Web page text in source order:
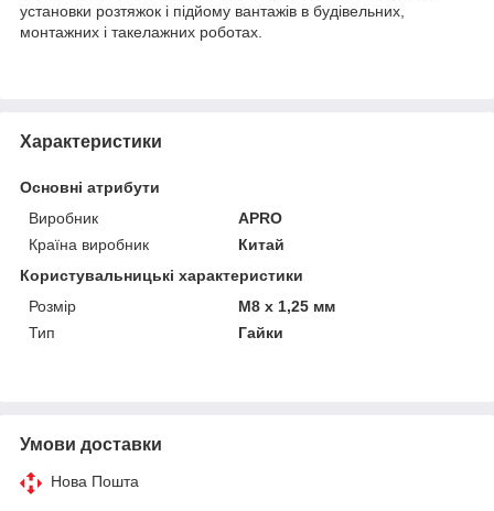
установки розтяжок і підйому вантажів в будівельних,
монтажних і такелажних роботах.
Характеристики
Основні атрибути
Виробник
APRO
Країна виробник
Китай
Користувальницькі характеристики
Розмір
М8 x 1,25 мм
Тип
Гайки
Умови доставки
Нова Пошта